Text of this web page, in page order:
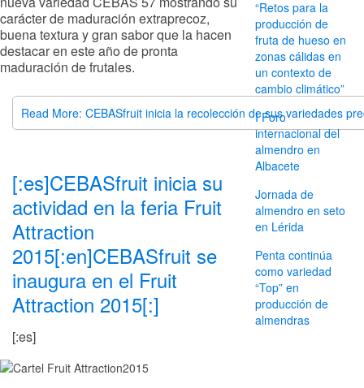
carácter de maduración extraprecoz,
buena textura y gran sabor que la hacen
destacar en este año de pronta
maduración de frutales.
Read More: CEBASfruit inicia la recolección de sus variedades
[:es]CEBASfruit inicia su
actividad en la feria Fruit
Attraction
2015[:en]CEBASfruit se
inaugura en el Fruit
Attraction 2015[:]
[:es]
“Retos para la
producción de
fruta de hueso en
zonas cálidas en
un contexto de
cambio climático”
I Foro
internacional del
almendro en
Albacete
Jornada de
almendro en seto
en Lérida
Penta continúa
como variedad
“Top” en
producción de
almendras